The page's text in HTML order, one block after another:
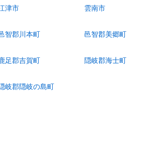
津市 雲南市
智郡川本町 邑智郡美郷町
足郡吉賀町 隠岐郡海士町
岐郡隠岐の島町